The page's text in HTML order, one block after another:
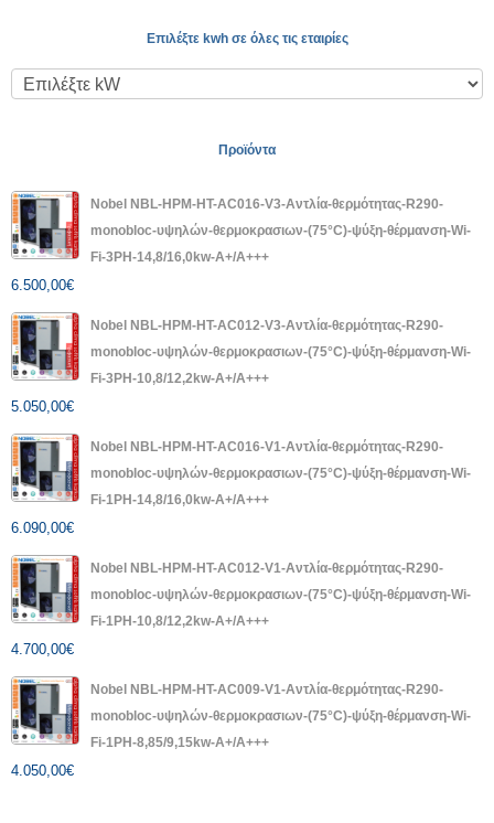
Επιλέξτε kwh σε όλες τις εταιρίες
Προϊόντα
Nobel NBL-HPM-HT-AC016-V3-Αντλία-θερμότητας-R290-
monobloc-υψηλών-θερμοκρασιων-(75°C)-ψύξη-θέρμανση-Wi-
Fi-3PH-14,8/16,0kw-A+/A+++
6.500,00€
Nobel NBL-HPM-HT-AC012-V3-Αντλία-θερμότητας-R290-
monobloc-υψηλών-θερμοκρασιων-(75°C)-ψύξη-θέρμανση-Wi-
Fi-3PH-10,8/12,2kw-A+/A+++
5.050,00€
Nobel NBL-HPM-HT-AC016-V1-Αντλία-θερμότητας-R290-
monobloc-υψηλών-θερμοκρασιων-(75°C)-ψύξη-θέρμανση-Wi-
Fi-1PH-14,8/16,0kw-A+/A+++
6.090,00€
Nobel NBL-HPM-HT-AC012-V1-Αντλία-θερμότητας-R290-
monobloc-υψηλών-θερμοκρασιων-(75°C)-ψύξη-θέρμανση-Wi-
Fi-1PH-10,8/12,2kw-A+/A+++
4.700,00€
Nobel NBL-HPM-HT-AC009-V1-Αντλία-θερμότητας-R290-
monobloc-υψηλών-θερμοκρασιων-(75°C)-ψύξη-θέρμανση-Wi-
Fi-1PH-8,85/9,15kw-A+/A+++
4.050,00€